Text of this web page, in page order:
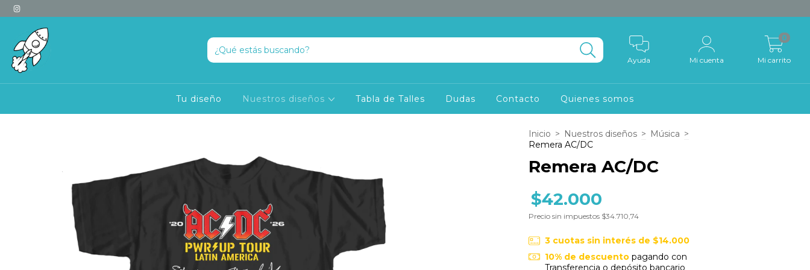
Ayuda Mi cuenta Mi carrito
0
Tu diseño Nuestros diseños Tabla de Talles Dudas Contacto Quienes somos
Inicio > Nuestros diseños > Música >
Remera AC/DC
Remera AC/DC
$42.000
Precio sin impuestos $34.710,74
3 cuotas sin interés de $14.000
10% de descuentopagando con
Transferencia o depósito bancario